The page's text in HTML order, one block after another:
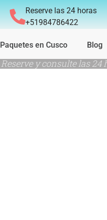
Reserve las 24 horas
+51984786422
Paquetes en Cusco Blog
Reserve y consulte las